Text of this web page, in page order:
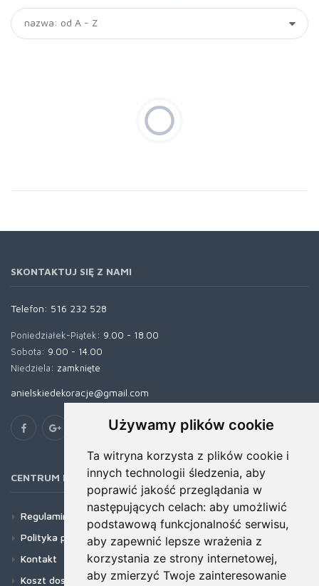
Używamy plików cookie
Ta witryna korzysta z plików cookie i
innych technologii śledzenia, aby
poprawić jakość przeglądania w
następujących celach: aby umożliwić
podstawową funkcjonalność serwisu,
aby zapewnić lepsze wrażenia z
korzystania ze strony internetowej,
aby zmierzyć Twoje zainteresowanie
SKONTAKTUJ SIĘ Z NAMI
Telefon: 516 232 528
Poniedziałek-Piątek: 9.00 - 18.00
Sobota: 9.00 - 14.00
Niedziela: zamknięte
anielskiedekoracje@gmail.com
CENTRUM POMOCY
Regulamin
Polityka prywatności
Kontakt
Koszt dostawy